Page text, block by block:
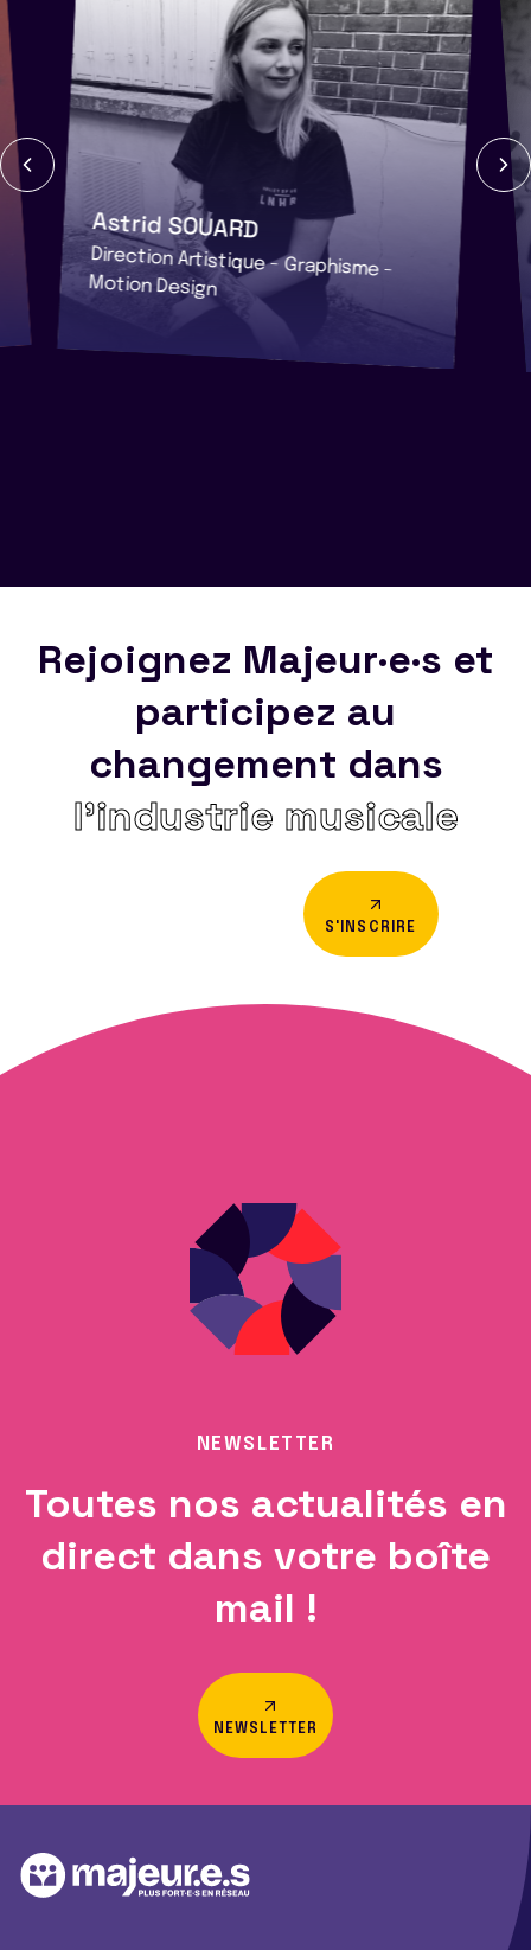
Astrid SOUARD
Direction Artistique - Graphisme -
Motion Design
Rejoignez Majeur·e·s et
participez au
changement dans
l’industrie musicale
S'INSCRIRE
NEWSLETTER
Toutes nos actualités en
direct dans votre boîte
mail !
NEWSLETTER